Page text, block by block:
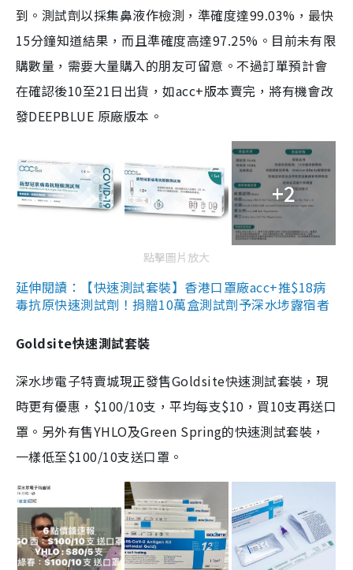
到。測試劑以採集鼻液作檢測，準確度達99.03%，最快
15分鐘知道結果，而且準確度高達97.25%。目前未有限
購數量，需要大量購入的朋友可留意。不過訂單預計會
在確認後10至21日出貨，如acc+版本賣完，將有機會改
發DEEPBLUE 原廠版本。
+2
點擊圖片放大
延伸閱讀：【快速測試套裝】香港口罩廠acc+推$18病
毒抗原快速測試劑！捐贈10萬盒測試劑予深水埗露宿者
Goldsite快速測試套裝
深水埗電子特賣城現正發售Goldsite快速測試套裝，現
時更有優惠，$100/10支，平均每支$10，買10支再送口
罩。另外有售YHLO及Green Spring的快速測試套裝，
一樣低至$100/10支送口罩。